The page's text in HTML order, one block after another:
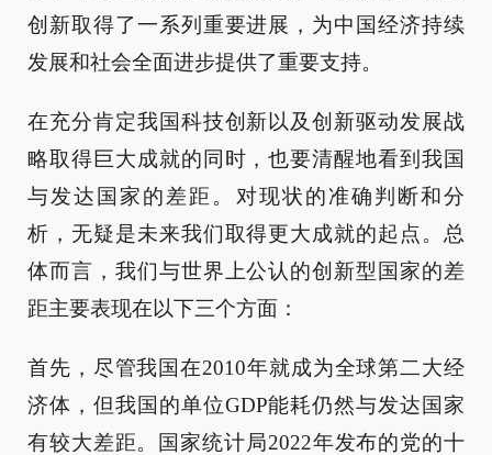
创新取得了一系列重要进展，为中国经济持续
发展和社会全面进步提供了重要支持。
在充分肯定我国科技创新以及创新驱动发展战
略取得巨大成就的同时，也要清醒地看到我国
与发达国家的差距。对现状的准确判断和分
析，无疑是未来我们取得更大成就的起点。总
体而言，我们与世界上公认的创新型国家的差
距主要表现在以下三个方面：
首先，尽管我国在2010年就成为全球第二大经
济体，但我国的单位GDP能耗仍然与发达国家
有较大差距。国家统计局2022年发布的党的十